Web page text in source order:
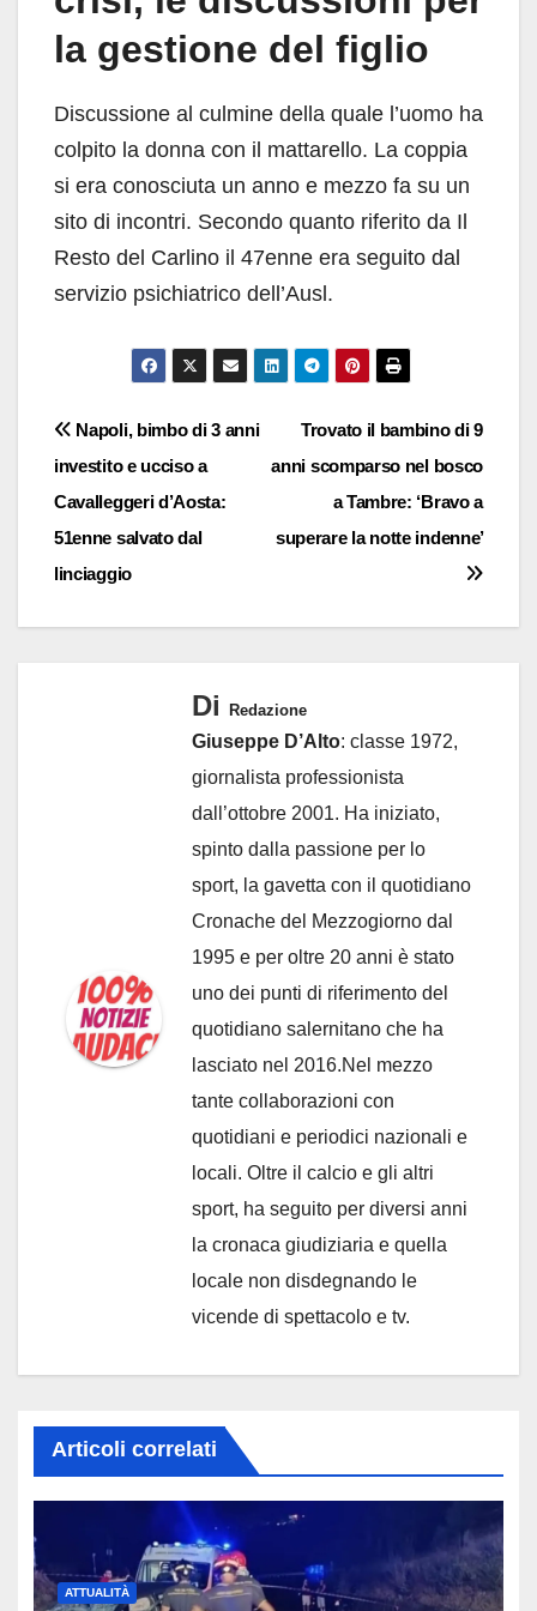
la gestione del figlio
Discussione al culmine della quale l’uomo ha
colpito la donna con il mattarello. La coppia
si era conosciuta un anno e mezzo fa su un
sito di incontri. Secondo quanto riferito da Il
Resto del Carlino il 47enne era seguito dal
servizio psichiatrico dell’Ausl.
Navigazione
articoli
Trovato il bambino di 9
anni scomparso nel bosco
a Tambre: ‘Bravo a
superare la notte indenne’
Napoli, bimbo di 3 anni
investito e ucciso a
Cavalleggeri d’Aosta:
51enne salvato dal
linciaggio
Di Redazione
Giuseppe D’Alto: classe 1972,
giornalista professionista
dall’ottobre 2001. Ha iniziato,
spinto dalla passione per lo
sport, la gavetta con il quotidiano
Cronache del Mezzogiorno dal
1995 e per oltre 20 anni è stato
uno dei punti di riferimento del
quotidiano salernitano che ha
lasciato nel 2016.Nel mezzo
tante collaborazioni con
quotidiani e periodici nazionali e
locali. Oltre il calcio e gli altri
sport, ha seguito per diversi anni
la cronaca giudiziaria e quella
locale non disdegnando le
vicende di spettacolo e tv.
Articoli correlati
ATTUALITÀ